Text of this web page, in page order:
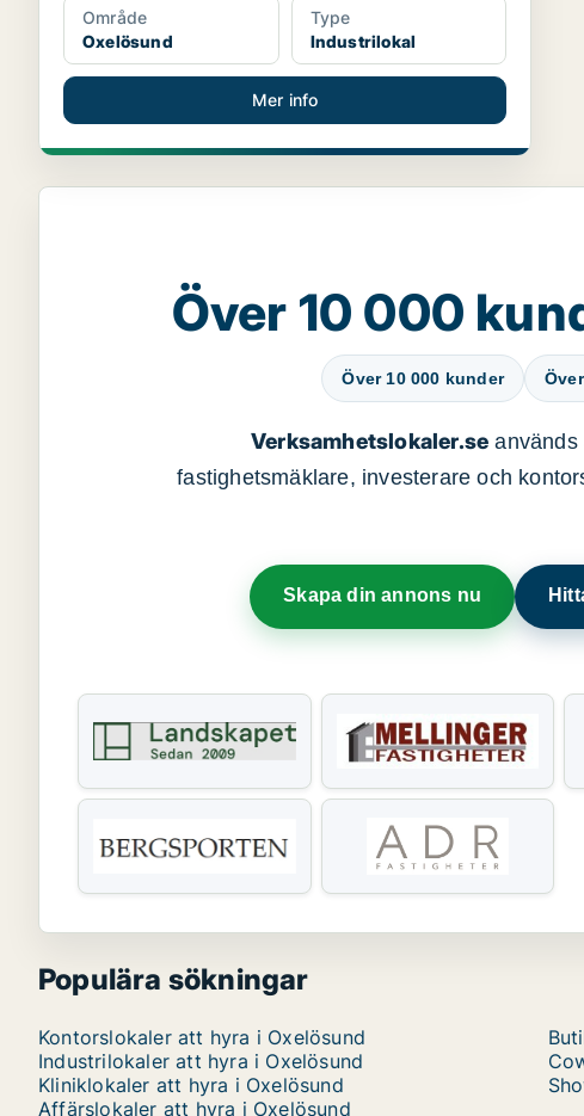
Område
Oxelösund
Type
Industrilokal
Mer info
Över 10 000
Över 10 000 kunder
Verksamhetslokaler.se används
fastighetsmäklare, investerare och
Skapa din annons nu
Populära sökningar
Kontorslokaler att hyra i Oxelösund
Industrilokaler att hyra i Oxelösund
Kliniklokaler att hyra i Oxelösund
Affärslokaler att hyra i Oxelösund